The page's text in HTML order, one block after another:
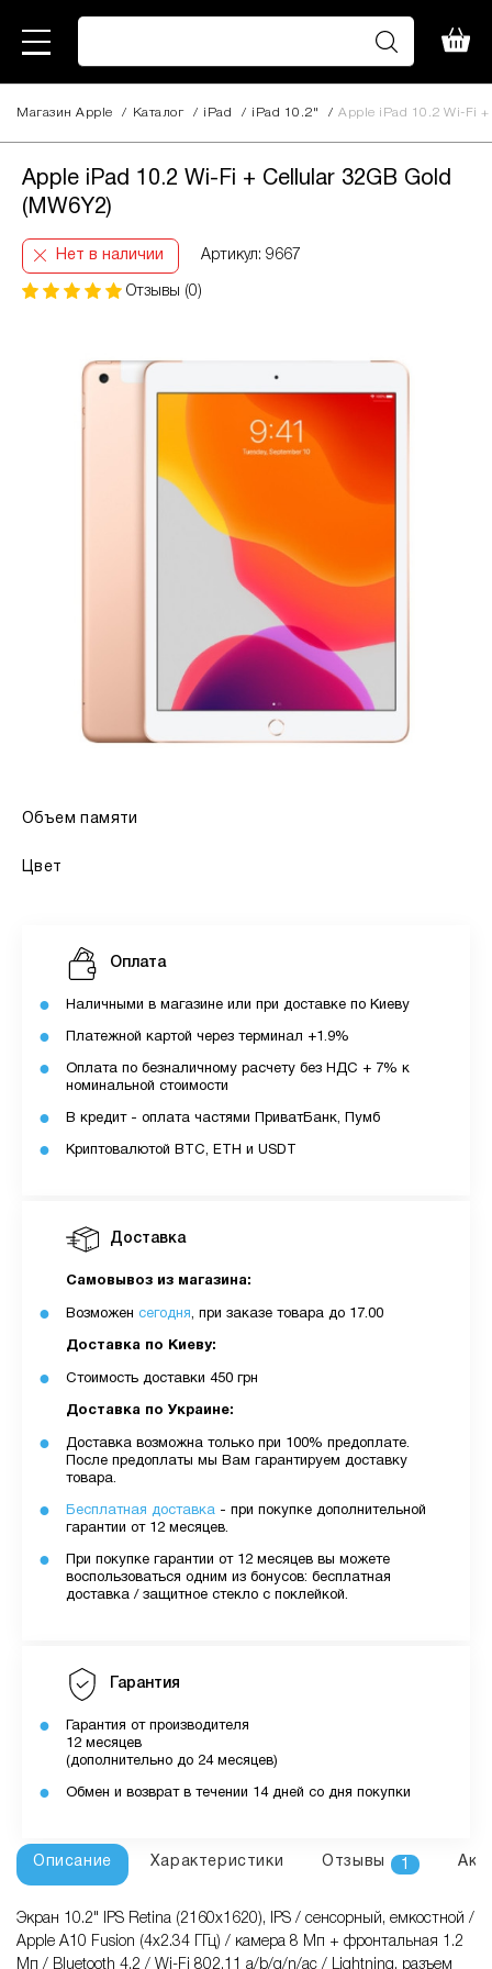
Магазин Apple / Каталог / iPad / iPad 10.2" / Apple iPad 10.2 Wi-Fi +
Apple iPad 10.2 Wi-Fi + Cellular 32GB Gold
(MW6Y2)
Нет в наличии Артикул: 9667
Отзывы (0)
Объем памяти
Цвет
Доставка
Самовывоз из магазина:
Возможен сегодня, при заказе товара до 17.00
Доставка по Киеву:
Стоимость доставки 450 грн
Доставка по Украине:
Доставка возможна только при 100% предоплате.
После предоплаты мы Вам гарантируем доставку
товара.
Бесплатная доставка - при покупке дополнительной
гарантии от 12 месяцев.
При покупке гарантии от 12 месяцев вы можете
воспользоваться одним из бонусов: бесплатная
доставка / защитное стекло с поклейкой.
Гарантия
Гарантия от производителя
12 месяцев
(дополнительно до 24 месяцев)
Обмен и возврат в течении 14 дней со дня покупки
Оплата
Наличными в магазине или при доставке по Киеву
Платежной картой через терминал +1.9%
Оплата по безналичному расчету без НДС + 7% к
номинальной стоимости
В кредит - оплата частями ПриватБанк, Пумб
Криптовалютой BTC, ETH и USDT
Описание Характеристики Отзывы 1
Экран 10.2" IPS Retina (2160x1620), IPS / сенсорный, емкостной /
Apple A10 Fusion (4x2.34 ГГц) / камера 8 Мп + фронтальная 1.2
Мп / Bluetooth 4.2 / Wi-Fi 802.11 a/b/g/n/ac / Lightning, разъем